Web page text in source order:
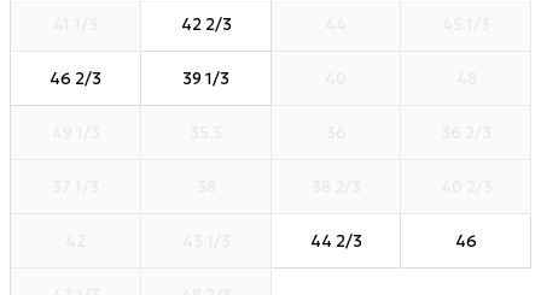
42 2/3
46 2/3 39 1/3
44 2/3 46